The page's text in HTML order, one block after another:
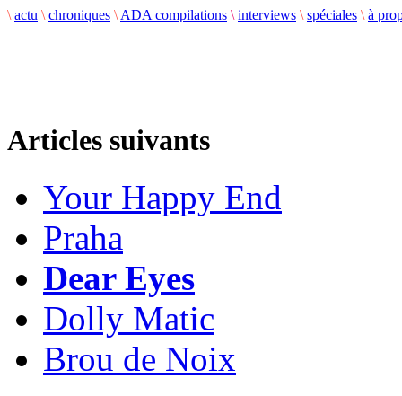
\ actu \ chroniques \ ADA compilations \ interviews \ spéciales \ à
Articles suivants
Your Happy End
Praha
Dear Eyes
Dolly Matic
Brou de Noix